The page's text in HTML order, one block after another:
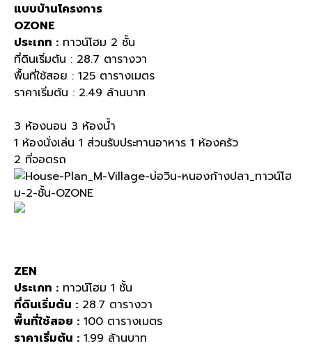
แบบบ้านโครงการ
OZONE
ประเภท : ทาวน์โฮม 2 ชั้น
ที่ดินเริ่มต้น : 28.7 ตารางวา
พื้นที่ใช้สอย : 125 ตารางเมตร
ราคาเริ่มต้น : 2.49 ล้านบาท
3 ห้องนอน 3 ห้องน้ำ
1 ห้องนั่งเล่น 1 ส่วนรับประทานอาหาร 1 ห้องครัว
2 ที่จอดรถ
ZEN
ประเภท : ทาวน์โฮม 1 ชั้น
ที่ดินเริ่มต้น : 28.7 ตารางวา
พื้นที่ใช้สอย : 100 ตารางเมตร
ราคาเริ่มต้น : 1.99 ล้านบาท